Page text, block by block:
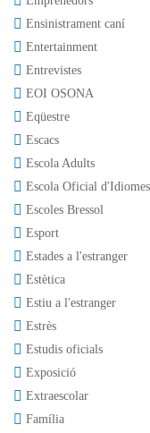
Ensinistrament caní
Entertainment
Entrevistes
EOI OSONA
Eqüestre
Escacs
Escola Adults
Escola Oficial d'Idiomes
Escoles Bressol
Esport
Estades a l'estranger
Estètica
Estiu a l'estranger
Estrès
Estudis oficials
Exposició
Extraescolar
Família